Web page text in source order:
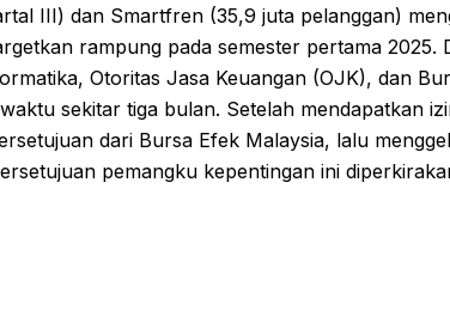
III) dan Smartfren (35,9 juta pelanggan)
rampung pada semester pertama 2025.
Otoritas Jasa Keuangan (OJK), dan
sekitar tiga bulan. Setelah mendapatkan
dari Bursa Efek Malaysia, lalu
pemangku kepentingan ini